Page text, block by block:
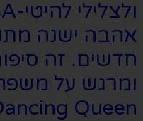
אהבה ישנה
חדשים. זה
ומרגש על
Queen.